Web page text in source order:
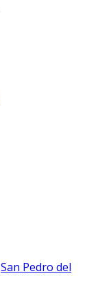
San Pedro del